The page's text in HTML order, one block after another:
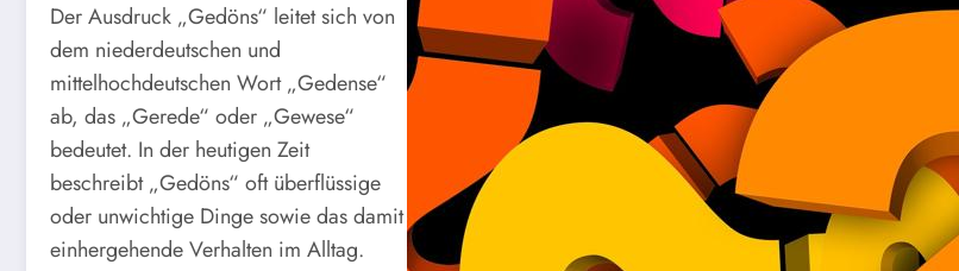
Der Ausdruck „Gedöns“ leitet sich von
dem niederdeutschen und
mittelhochdeutschen Wort „Gedense“
ab, das „Gerede“ oder „Gewese“
bedeutet. In der heutigen Zeit
beschreibt „Gedöns“ oft überflüssige
oder unwichtige Dinge sowie das damit
einhergehende Verhalten im Alltag.